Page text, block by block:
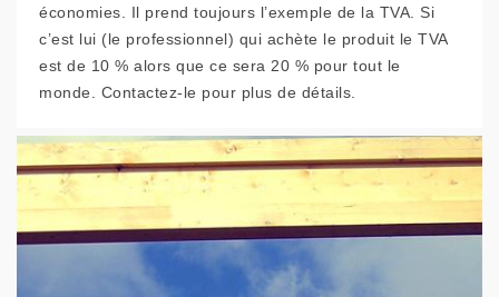
économies. Il prend toujours l’exemple de la TVA. Si
c’est lui (le professionnel) qui achète le produit le TVA
est de 10 % alors que ce sera 20 % pour tout le
monde. Contactez-le pour plus de détails.